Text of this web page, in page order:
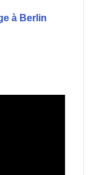
à Berlin